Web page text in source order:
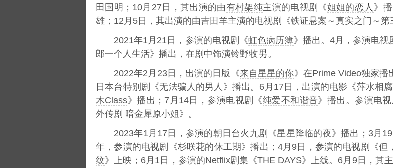
田国明；10月27日，其出演的由有村架纯主演的电视剧《姐姐的恋
》
雄；12月5日，其出演的由吉田羊主演的电视剧《铁证悬案～真实之门～第
2021年1月21日，参演的电视剧《虹色病历簿》播出。4月，参演电视
郎一个人生活》播出，在剧中饰演铃野牧
。
2022年2月23日，出演的日版《来自星星的你》在Prime Video独家播
日本台特别剧《无法骗人的男人 》播出。6月17日，出演的电影《萍水相
木Class》播出；7月14日，参演电视剧《纯爱不和谐音》播出。参演电视
外传剧 暗金犀原小姐》。
2023年1月17日，参演的朝日台火九剧《星星降临的夜》播出；3月
年，参演的电视剧《杉咲花的休工期》播出；4月9日，参演的电视剧《
纹》上映；6月1日，参演的Netflix剧集《THE DAYS》上线。6月9日，其